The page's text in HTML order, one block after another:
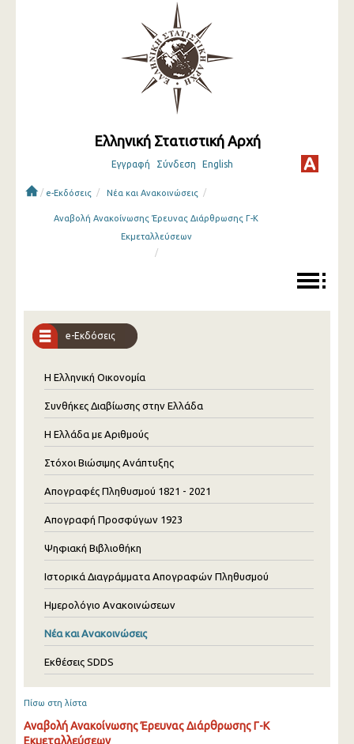
Ελληνική Στατιστική Αρχή
Εγγραφή Σύνδεση English
/ e-Εκδόσεις / Νέα και Ανακοινώσεις /
Αναβολή Ανακοίνωσης Έρευνας Διάρθρωσης Γ-Κ
Εκμεταλλεύσεων
/
e-Εκδόσεις
Η Ελληνική Οικονομία
Συνθήκες Διαβίωσης στην Ελλάδα
Η Ελλάδα με Αριθμούς
Στόχοι Βιώσιμης Ανάπτυξης
Απογραφές Πληθυσμού 1821 - 2021
Απογραφή Προσφύγων 1923
Ψηφιακή Βιβλιοθήκη
Ιστορικά Διαγράμματα Απογραφών Πληθυσμού
Ημερολόγιο Ανακοινώσεων
Νέα και Ανακοινώσεις
Εκθέσεις SDDS
Πίσω στη λίστα
Αναβολή Ανακοίνωσης Έρευνας Διάρθρωσης Γ-Κ
Εκμεταλλεύσεων